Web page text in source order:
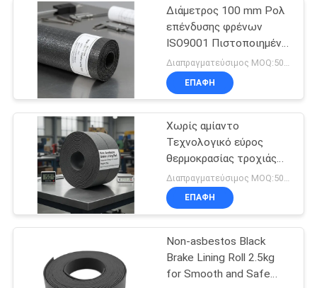
Διάμετρος 100 mm Ρολ
επένδυσης φρένων
ISO9001 Πιστοποιημένο
μη αμίαντο υλικό
σχεδιασμένο για
ανώτερη συμβατότητα
ΕΠΑΦΉ
Χωρίς αμίαντο
Τεχνολογικό εύρος
θερμοκρασίας τροχιάς
επένδυσης φρένων 40C
έως 300C 25kg Βάρος
Ιδανικό για εφαρμογές
οχημάτων
ΕΠΑΦΉ
Non-asbestos Black
Brake Lining Roll 2.5kg
for Smooth and Safe